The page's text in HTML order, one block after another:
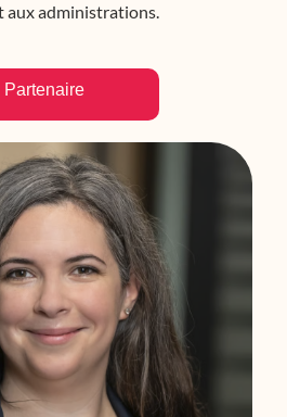
aux administrations.
Partenaire